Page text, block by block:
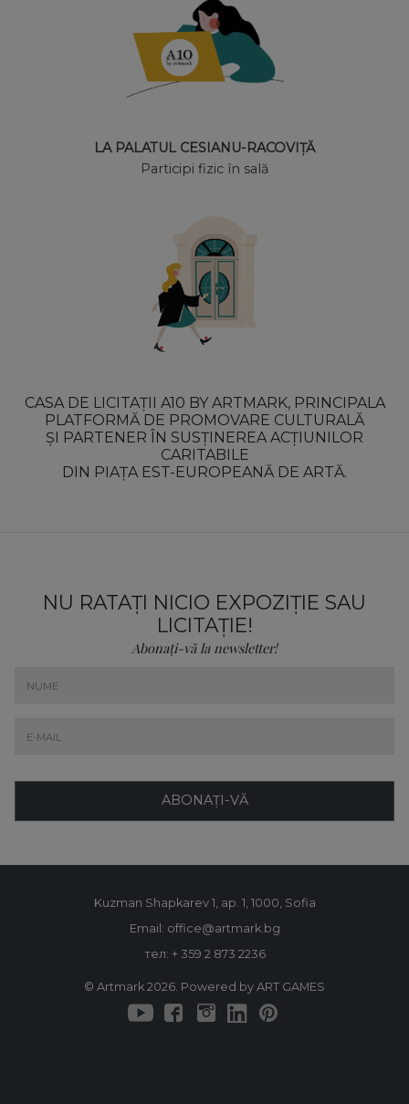
LA PALATUL CESIANU-RACOVIȚĂ
Participi fizic în sală
CASA DE LICITAȚII A10 BY ARTMARK, PRINCIPALA
PLATFORMĂ DE PROMOVARE CULTURALĂ
ȘI PARTENER ÎN SUSȚINEREA ACȚIUNILOR
CARITABILE
DIN PIAȚA EST-EUROPEANĂ DE ARTĂ.
NU RATAȚI NICIO EXPOZIȚIE SAU
LICITAȚIE!
Abonați-vă la newsletter!
ABONAȚI-VĂ
Kuzman Shapkarev 1, ap. 1, 1000, Sofia
Email: office@artmark.bg
тел: + 359 2 873 2236
© Artmark 2026. Powered by ART GAMES